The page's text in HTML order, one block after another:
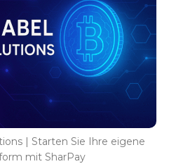
| Starten Sie Ihre eigene
mit SharPay